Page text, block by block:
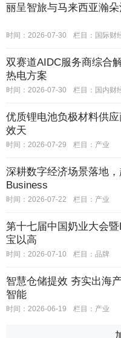
丽呈智旅与马来西亚瀚
时间：2026-07-30 栏目： 国际财
双赛道AIDC服务商综合
热电方案
时间：2026-07-30 栏目： 国内财
优质锂电池负极材料供
效天
时间：2026-07-29 栏目： 产业
深耕数字经济场景落地
Business
时间：2026-07-22 栏目： 产业
第十七届中国奶业大会
宝以高
时间：2026-07-10 栏目： 品牌
智慧仓储提效 夯实出海
智能
时间：2026-06-19 栏目： 产业